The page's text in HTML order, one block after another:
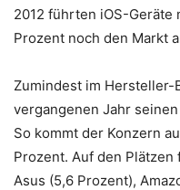
2012 führten iOS-Geräte
Prozent noch den Markt
Zumindest im
vergangenen Jahr
So kommt der Konzern
Prozent. Auf den Plätzen
Asus (5,6 Prozent),